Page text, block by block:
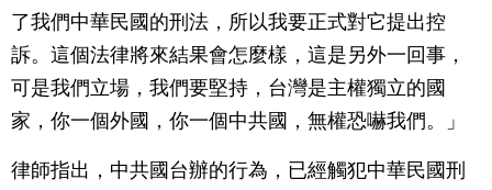
了我們中華民國的刑法，所以我要正式對它提出控
訴。這個法律將來結果會怎麼樣，這是另外一回事，
可是我們立場，我們要堅持，台灣是主權獨立的國
家，你一個外國，你一個中共國，無權恐嚇我們。」
律師指出，中共國台辦的行為，已經觸犯中華民國刑